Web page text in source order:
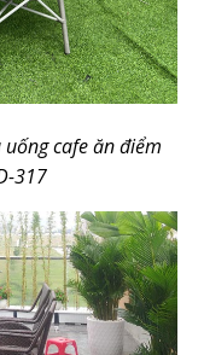
cafe ăn điểm
317